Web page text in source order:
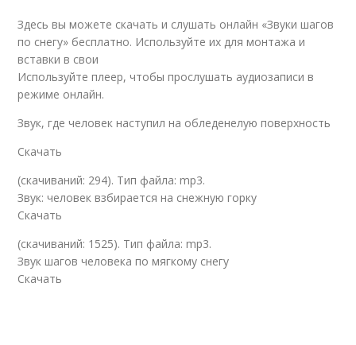
Здесь вы можете скачать и слушать онлайн «Звуки шагов
по снегу» бесплатно. Используйте их для монтажа и
вставки в свои
Используйте плеер, чтобы прослушать аудиозаписи в
режиме онлайн.
Звук, где человек наступил на обледенелую поверхность
Скачать
(cкачиваний: 294). Тип файла: mp3.
Звук: человек взбирается на снежную горку
Скачать
(cкачиваний: 1525). Тип файла: mp3.
Звук шагов человека по мягкому снегу
Скачать